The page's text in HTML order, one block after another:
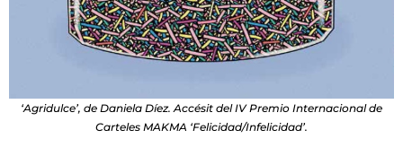
‘Agridulce’, de Daniela Díez. Accésit del IV Premio Internacional de
Carteles MAKMA ‘Felicidad/Infelicidad’.